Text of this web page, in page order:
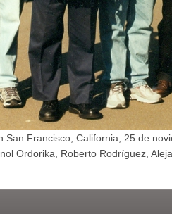
San Francisco, California, 25 de
Ordorika, Roberto Rodríguez,